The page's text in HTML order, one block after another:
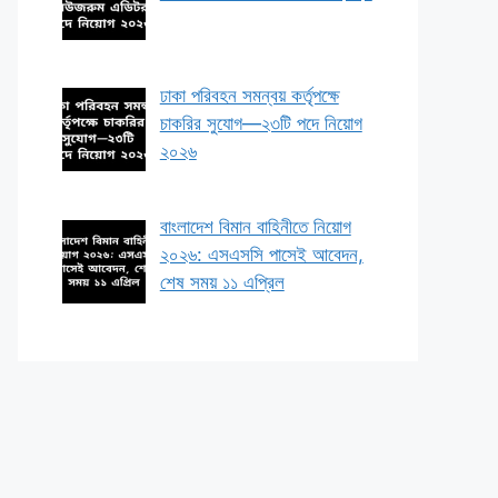
ঢাকা পরিবহন সমন্বয় কর্তৃপক্ষে
চাকরির সুযোগ—২৩টি পদে নিয়োগ
২০২৬
বাংলাদেশ বিমান বাহিনীতে নিয়োগ
২০২৬: এসএসসি পাসেই আবেদন,
শেষ সময় ১১ এপ্রিল